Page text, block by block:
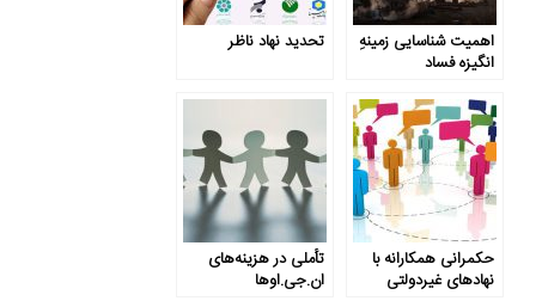
اهمیت شناسایی زمینهِ
انگیزه‌ فساد
تحدید نهاد ناظر
حکمرانی همکارانه با
نهادهای غیر‌دولتی
تأملی در هزینه‌های
ان‌.‌جی‌.اوها